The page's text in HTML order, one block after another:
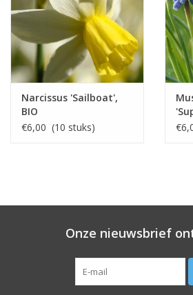
Narcissus 'Sailboat',
BIO
€6,00 (10 stuks)
Onze nieuwsbrief